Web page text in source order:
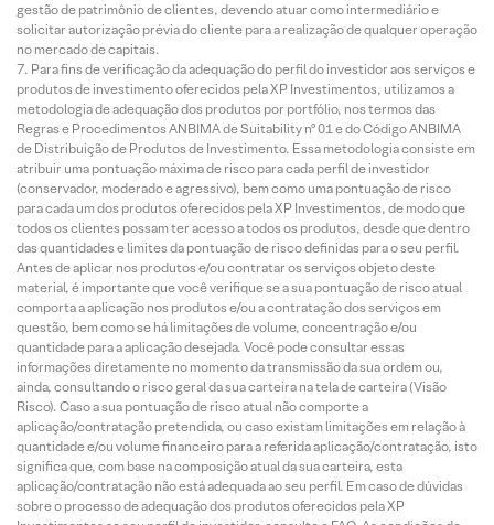
gestão de patrimônio de clientes, devendo atuar como intermediário e
solicitar autorização prévia do cliente para a realização de qualquer operação
no mercado de capitais.
Para fins de verificação da adequação do perfil do investidor aos serviços e
produtos de investimento oferecidos pela XP Investimentos, utilizamos a
metodologia de adequação dos produtos por portfólio, nos termos das
Regras e Procedimentos ANBIMA de Suitability nº 01 e do Código ANBIMA
de Distribuição de Produtos de Investimento. Essa metodologia consiste em
atribuir uma pontuação máxima de risco para cada perfil de investidor
(conservador, moderado e agressivo), bem como uma pontuação de risco
para cada um dos produtos oferecidos pela XP Investimentos, de modo que
todos os clientes possam ter acesso a todos os produtos, desde que dentro
das quantidades e limites da pontuação de risco definidas para o seu perfil.
Antes de aplicar nos produtos e/ou contratar os serviços objeto deste
material, é importante que você verifique se a sua pontuação de risco atual
comporta a aplicação nos produtos e/ou a contratação dos serviços em
questão, bem como se há limitações de volume, concentração e/ou
quantidade para a aplicação desejada. Você pode consultar essas
informações diretamente no momento da transmissão da sua ordem ou,
ainda, consultando o risco geral da sua carteira na tela de carteira (Visão
Risco). Caso a sua pontuação de risco atual não comporte a
aplicação/contratação pretendida, ou caso existam limitações em relação à
quantidade e/ou volume financeiro para a referida aplicação/contratação, isto
significa que, com base na composição atual da sua carteira, esta
aplicação/contratação não está adequada ao seu perfil. Em caso de dúvidas
sobre o processo de adequação dos produtos oferecidos pela XP